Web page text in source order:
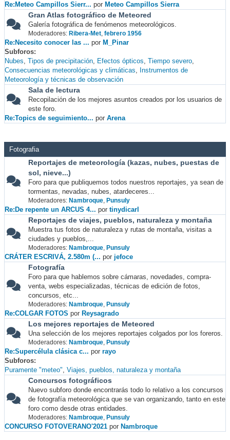
Re:Meteo Campillos Sierr... por Meteo Campillos Sierra
Gran Atlas fotográfico de Meteored
Galería fotográfica de fenómenos meteorológicos.
Moderadores: Ribera-Met, febrero 1956
Re:Necesito conocer las ... por M_Pinar
Subforos
Nubes Tipos de precipitación Efectos ópticos Tiempo severo
Consecuencias meteorológicas y climáticas
Instrumentos de
Meteorología y técnicas de observación
Sala de lectura
Recopilación de los mejores asuntos creados por los usuarios de
este foro.
Re:Topics de seguimiento... por Arena
Fotografia
Reportajes de meteorología (kazas, nubes, puestas de
sol, nieve...)
Foro para que publiquemos todos nuestros reportajes, ya sean de
tormentas, nevadas, nubes, atardeceres...
Moderadores: Nambroque, Punsuly
Re:De repente un ARCUS 4... por tinydicarl
Reportajes de viajes, pueblos, naturaleza y montaña
Muestra tus fotos de naturaleza y rutas de montaña, visitas a
ciudades y pueblos,...
Moderadores: Nambroque, Punsuly
CRÁTER ESCRIVÁ, 2.580m (... por jefoce
Fotografía
Foro para que hablemos sobre cámaras, novedades, compra-
venta, webs especializadas, técnicas de edición de fotos,
concursos, etc...
Moderadores: Nambroque, Punsuly
Re:COLGAR FOTOS por Reysagrado
Los mejores reportajes de Meteored
Una selección de los mejores reportajes colgados por los foreros.
Moderadores: Nambroque, Punsuly
Re:Supercélula clásica c... por rayo
Subforos
Puramente "meteo" Viajes, pueblos, naturaleza y montaña
Concursos fotográficos
Nuevo subforo donde encontrarás todo lo relativo a los concursos
de fotografía meteorológica que se van organizando, tanto en este
foro como desde otras entidades.
Moderadores: Nambroque, Punsuly
CONCURSO FOTOVERANO'2021 por Nambroque